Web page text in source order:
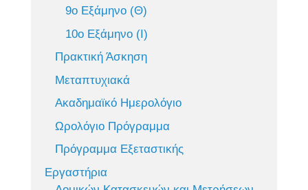
9ο Εξάμηνο (Θ)
10ο Εξάμηνο (Ι)
Πρακτική Άσκηση
Μεταπτυχιακά
Ακαδημαϊκό Ημερολόγιο
Ωρολόγιο Πρόγραμμα
Πρόγραμμα Εξεταστικής
Εργαστήρια